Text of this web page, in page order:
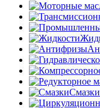
Смазки